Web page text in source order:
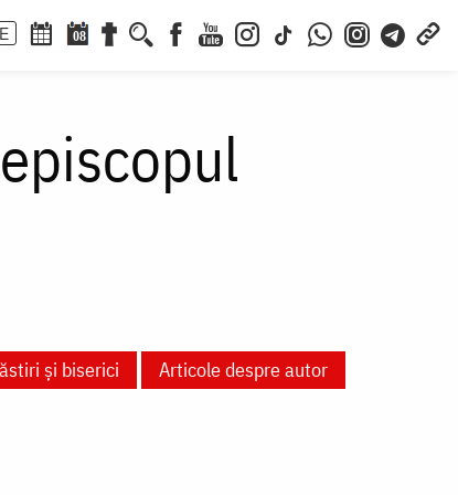
08
și biserici
Articole despre autor